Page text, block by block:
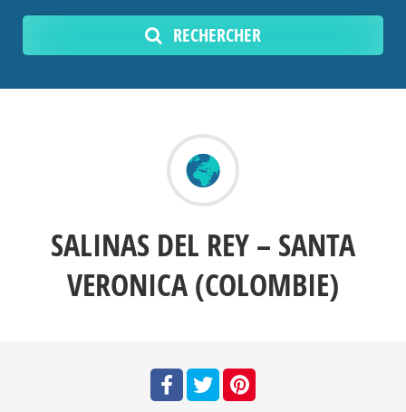
RECHERCHER
SALINAS DEL REY – SANTA
VERONICA (COLOMBIE)